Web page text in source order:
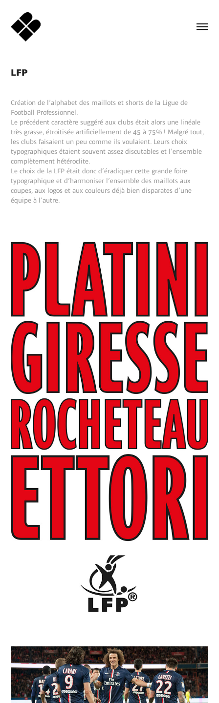
LFP
Création de l’alphabet des maillots et shorts de la Ligue de
Football Professionnel.
Le précédent caractère suggéré aux clubs était alors une linéale
très grasse, étroitisée artificiellement de 45 à 75% ! Malgré tout,
les clubs faisaient un peu comme ils voulaient. Leurs choix
typographiques étaient souvent assez discutables et l’ensemble
complètement hétéroclite.
Le choix de la LFP était donc d’éradiquer cette grande foire
typographique et d’harmoniser l’ensemble des maillots aux
coupes, aux logos et aux couleurs déjà bien disparates d’une
équipe à l’autre.